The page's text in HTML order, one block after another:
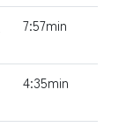
7:57min
4:35min